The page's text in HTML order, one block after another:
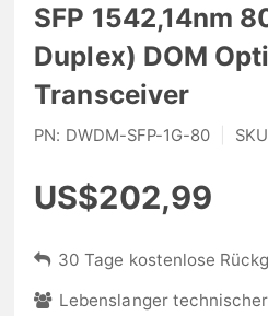
SFP 1542,14nm
Duplex) DOM
Transceiver
PN: DWDM-SFP-1G-80
US$202,99
30 Tage kostenlose
Lebenslanger